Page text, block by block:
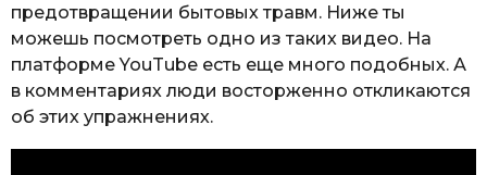
предотвращении бытовых травм. Ниже ты
можешь посмотреть одно из таких видео. На
платформе YouTube есть еще много подобных. А
в комментариях люди восторженно откликаются
об этих упражнениях.